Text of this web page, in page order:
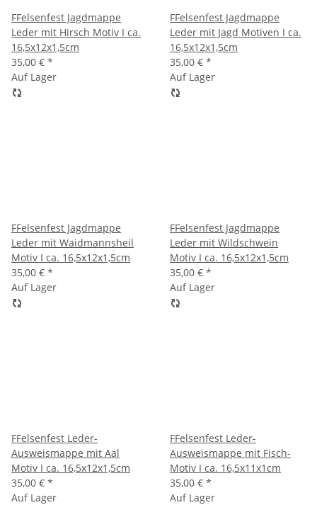
FFelsenfest Jagdmappe
Leder mit Hirsch Motiv I ca.
16,5x12x1,5cm
35,00 € *
FFelsenfest Jagdmappe
Leder mit Jagd Motiven I ca.
16,5x12x1,5cm
35,00 € *
Auf Lager
FFelsenfest Jagdmappe
Leder mit Waidmannsheil
Motiv I ca. 16,5x12x1,5cm
35,00 € *
Auf Lager
FFelsenfest Jagdmappe
Leder mit Wildschwein
Motiv I ca. 16,5x12x1,5cm
35,00 € *
Auf Lager
FFelsenfest Leder-
Ausweismappe mit Aal
Motiv I ca. 16,5x12x1,5cm
35,00 € *
Auf Lager
FFelsenfest Leder-
Ausweismappe mit Fisch-
Motiv I ca. 16,5x11x1cm
35,00 € *
Auf Lager
Auf Lager